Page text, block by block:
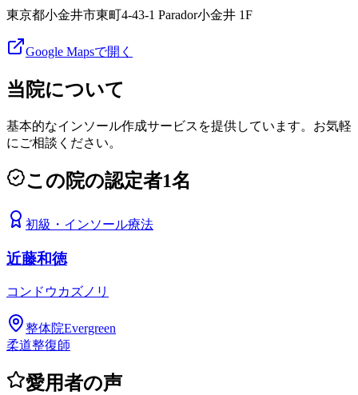
東京都小金井市東町4-43-1 Parador小金井 1F
Google Mapsで開く
当院について
基本的なインソール作成サービスを提供しています。お気軽
にご相談ください。
この院の認定者1名
初級 ・ インソール療法
近藤和徳
コンドウカズノリ
整体院Evergreen
柔道整復師
愛用者の声